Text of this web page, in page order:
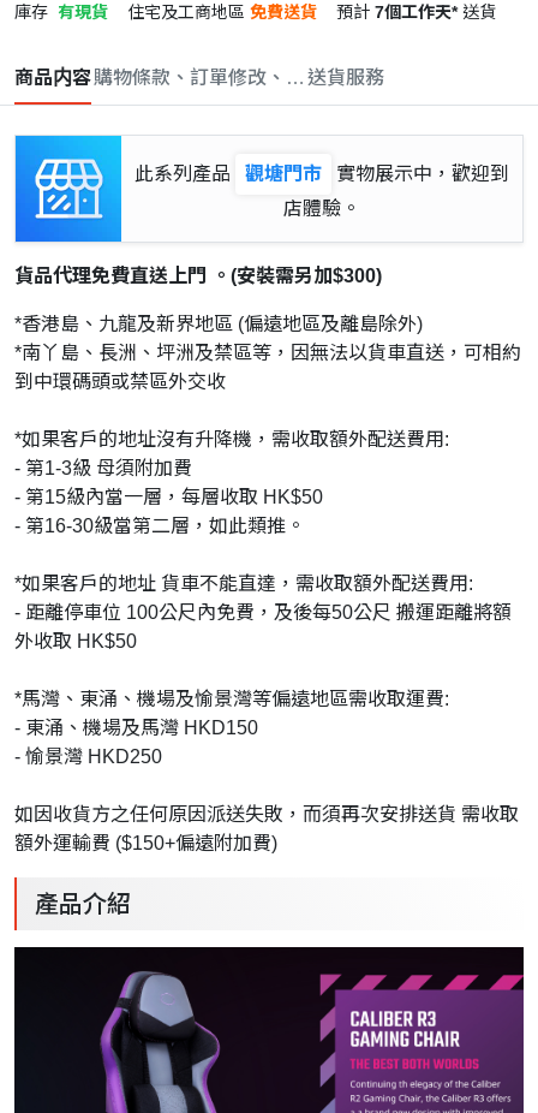
庫存 有現貨 住宅及工商地區 免費送貨 預計 7個工作天* 送貨
商品内容購物條款、訂單修改、取消與退款政策
送貨服務
此系列產品 觀塘門市
實物展示中，歡迎到
店體驗。
貨品代理免費直送上門 。(安裝需另加$300)
*香港島、九龍及新界地區 (偏遠地區及離島除外)
*南丫島、長洲、坪洲及禁區等，因無法以貨車直送，可相約
到中環碼頭或禁區外交收
*如果客戶的地址沒有升降機，需收取額外配送費用:
- 第1-3級 母須附加費
- 第15級內當一層，每層收取 HK$50
- 第16-30級當第二層，如此類推。
*如果客戶的地址 貨車不能直達，需收取額外配送費用:
- 距離停車位 100公尺內免費，及後每50公尺 搬運距離將額
外收取 HK$50
*馬灣、東涌、機場及愉景灣等偏遠地區需收取運費:
- 東涌、機場及馬灣 HKD150
- 愉景灣 HKD250
如因收貨方之任何原因派送失敗，而須再次安排送貨 需收取
額外運輸費 ($150+偏遠附加費)
產品介紹